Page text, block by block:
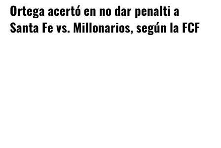
Ortega acertó en no dar penalti a
Santa Fe vs. Millonarios, según la FCF